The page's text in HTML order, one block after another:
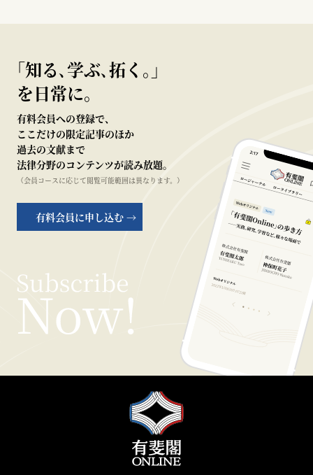
｢知る､学ぶ､拓く｡｣
を日常に。
有料会員への登録で、
ここだけの限定記事のほか
過去の文献まで
法律分野のコンテンツが読み放題。
（会員コースに応じて閲覧可能範囲は異なります。）
有料会員に申し込む →